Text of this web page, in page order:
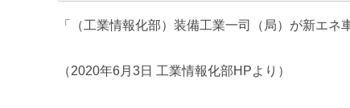
k
n
「（工業情報化部）装備工業一司（局） が新エネ
（2020年6月3日 工業情報化部HPより）